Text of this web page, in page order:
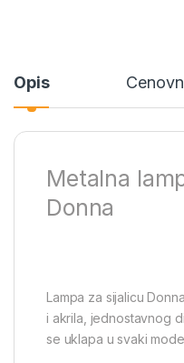
Opis
Metalna
Donna
Lampa za sijalicu
i akrila, jednostavnog
se uklapa u svaki